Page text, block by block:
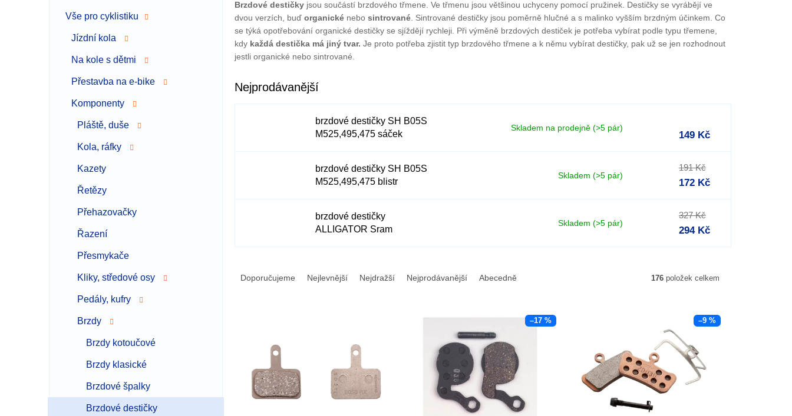
Vše pro cyklistiku
Jízdní kola
Na kole s dětmi
Přestavba na e-bike
Komponenty
Pláště, duše
Kola, ráfky
Kazety
Řetězy
Přehazovačky
Řazení
Přesmykače
Kliky, středové osy
Pedály, kufry
Brzdy
Brzdy kotoučové
Brzdy klasické
Brzdové špalky
Brzdové destičky
Brzdové destičky jsou součástí brzdového třmene. Ve třmenu jsou většinou uchyceny pomocí pružinek. Destičky se vyrábějí ve
dvou verzích, buď organické nebo sintrované. Sintrované destičky jsou poměrně hlučné a s malinko vyšším brzdným účinkem. Co
se týká opotřebování organické destičky se sjíždějí rychleji. Při výměně brzdových destiček je potřeba vybírat podle typu třemene,
kdy každá destička má jiný tvar. Je proto potřeba zjistit typ brzdového třmene a k němu vybírat destičky, pak už se jen rozhodnout
jestli organické nebo sintrované.
Nejprodávanější
brzdové destičky SH B05S
M525,495,475 sáček
Skladem na prodejně (>5 pár)
149 Kč
brzdové destičky SH B05S
M525,495,475 blistr
Skladem (>5 pár)
191 Kč
172 Kč
brzdové destičky
ALLIGATOR Sram
Skladem (>5 pár)
327 Kč
294 Kč
Doporučujeme Nejlevnější Nejdražší Nejprodávanější Abecedně 176 položek celkem
–17 % –9 %